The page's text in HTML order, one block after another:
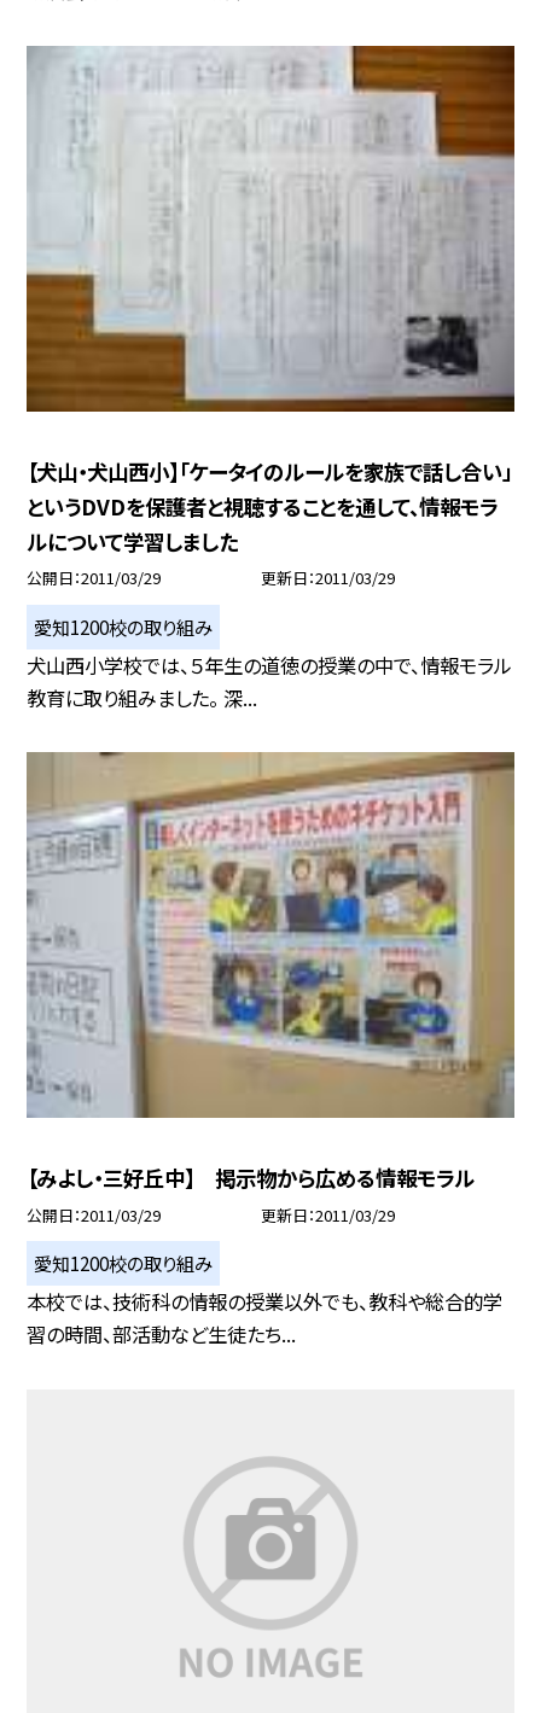
【犬山・犬山西小】「ケータイのルールを家族で話し合い」
というDVDを保護者と視聴することを通して、情報モラ
ルについて学習しました
公開日 2011/03/29 更新日 2011/03/29
愛知1200校の取り組み
犬山西小学校では、５年生の道徳の授業の中で、情報モラル
教育に取り組みました。 深...
【みよし・三好丘中】 掲示物から広める情報モラル
公開日 2011/03/29 更新日 2011/03/29
愛知1200校の取り組み
本校では、技術科の情報の授業以外でも、教科や総合的学
習の時間、部活動など生徒たち...